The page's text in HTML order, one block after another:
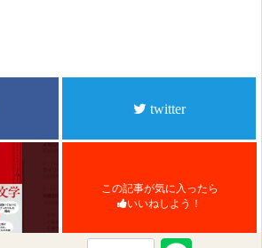
twitter
この記事が気に入ったら
いいねしよう！